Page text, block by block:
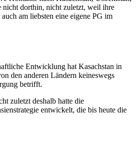
nicht dorthin, nicht zuletzt, weil ihre
am liebsten eine eigene PG im
Entwicklung hat Kasachstan in
den anderen Ländern keineswegs
betrifft.
zuletzt deshalb hatte die
entwickelt, die bis heute die